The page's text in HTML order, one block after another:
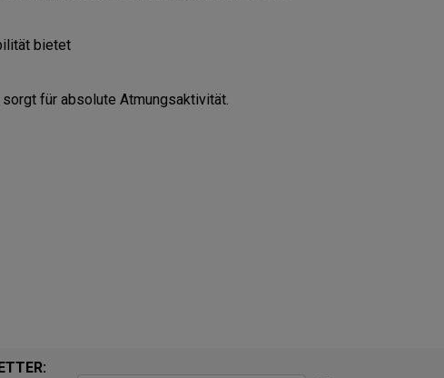
bietet
für absolute Atmungsaktivität.